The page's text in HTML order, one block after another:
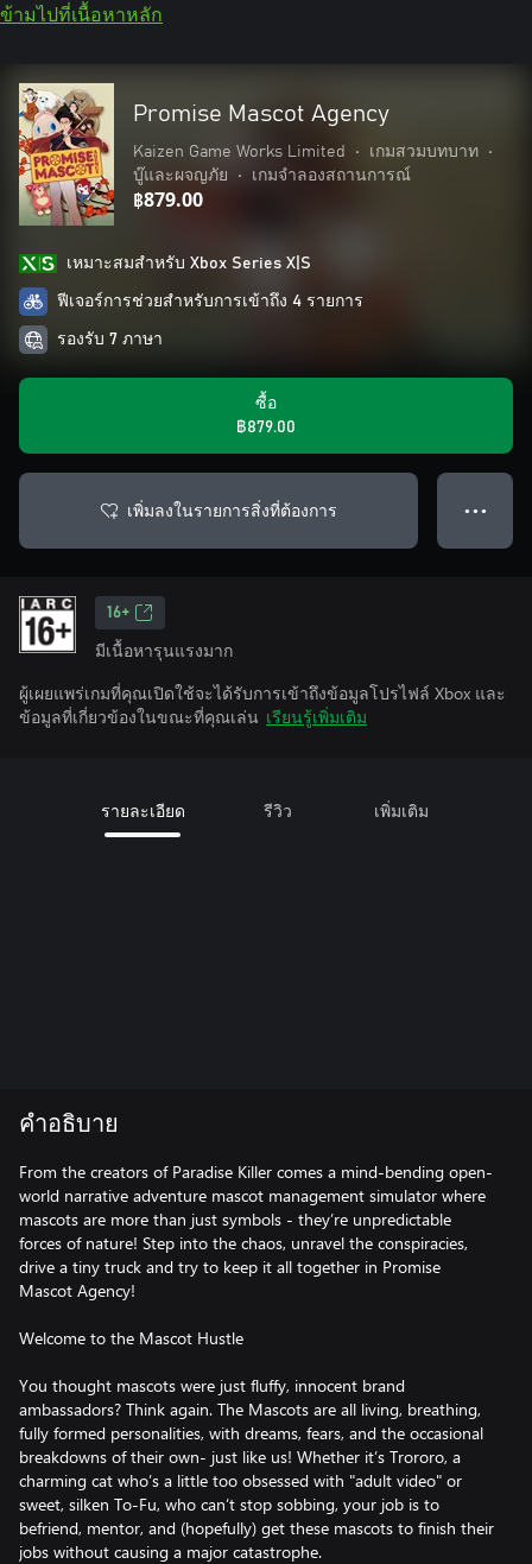
ข้ามไปที่เนื้อหาหลัก
Promise Mascot Agency
Kaizen Game Works Limited • เกมสวมบทบาท
•
บู๊และผจญภัย
• เกมจำลองสถานการณ์
฿879.00
เหมาะสมสําหรับ Xbox Series X|S
ฟีเจอร์การช่วยสำหรับการเข้าถึง 4 รายการ
รองรับ 7 ภาษา
ซื้อ
฿879.00
เพิ่มลงในรายการสิ่งที่ต้องการ ● ● ●
16+
มีเนื้อหารุนแรงมาก
ผู้เผยแพร่เกมที่คุณเปิดใช้จะได้รับการเข้าถึงข้อมูลโปรไฟล์ Xbox และ
ข้อมูลที่เกี่ยวข้องในขณะที่คุณเล่น เรียนรู้เพิ่มเติม
รายละเอียด รีวิว เพิ่มเติม
คำอธิบาย
From the creators of Paradise Killer comes a mind-bending open-
world narrative adventure mascot management simulator where
mascots are more than just symbols - they’re unpredictable
forces of nature! Step into the chaos, unravel the conspiracies,
drive a tiny truck and try to keep it all together in Promise
Mascot Agency!
Welcome to the Mascot Hustle
You thought mascots were just fluffy, innocent brand
ambassadors? Think again. The Mascots are all living, breathing,
fully formed personalities, with dreams, fears, and the occasional
breakdowns of their own- just like us! Whether it’s Trororo, a
charming cat who’s a little too obsessed with "adult video" or
sweet, silken To-Fu, who can’t stop sobbing, your job is to
befriend, mentor, and (hopefully) get these mascots to finish their
jobs without causing a major catastrophe.